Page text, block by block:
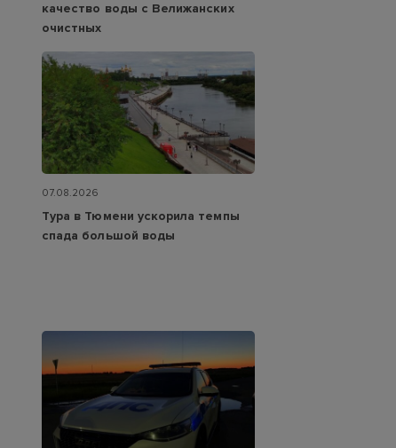
качество воды с Велижанских
очистных
07.08.2026
Тура в Тюмени ускорила темпы
спада большой воды